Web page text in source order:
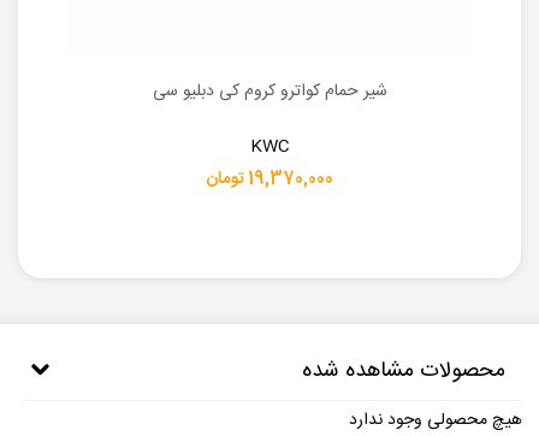
شیر حمام کواترو کروم کی دبلیو سی
KWC
19,370,000 تومان
محصولات مشاهده شده
هیچ محصولی وجود ندارد